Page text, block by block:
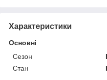
Характеристики
Основні
Сезон
Стан